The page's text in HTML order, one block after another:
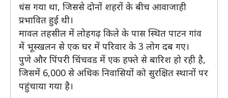
धंस गया था, जिससे दोनों शहरों के बीच आवाजाही
प्रभावित हुई थी।
मावल तहसील में लोहगढ़ किले के पास स्थित पाटन गांव
में भूस्खलन से एक घर में परिवार के 3 लोग दब गए।
पुणे और पिंपरी चिंचवड में एक हफ्ते से बारिश हो रही है,
जिसमें 6,000 से अधिक निवासियों को सुरक्षित स्थानों पर
पहुंचाया गया है।